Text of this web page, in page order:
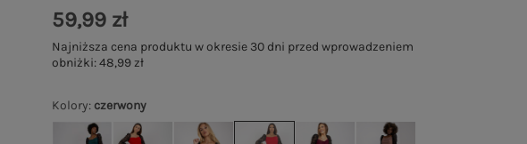
Kolory: czerwony
59,99 zł
Najniższa cena produktu w okresie 30 dni przed wprowadzeniem
obniżki:48,99 zł